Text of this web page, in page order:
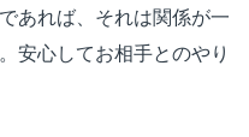
あれば、それは関係が一
安心してお相手とのやり